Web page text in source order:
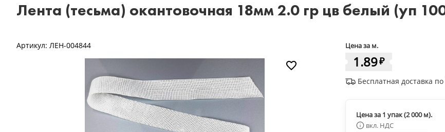
Лента (тесьма) окантовочная 18мм 2.0 гр цв белый (уп
Артикул: ЛЕН-004844 Цена за м.
1.89₽
Бесплатная доставка
Цена за 1 упак (2 000 м).
вкл. НДС